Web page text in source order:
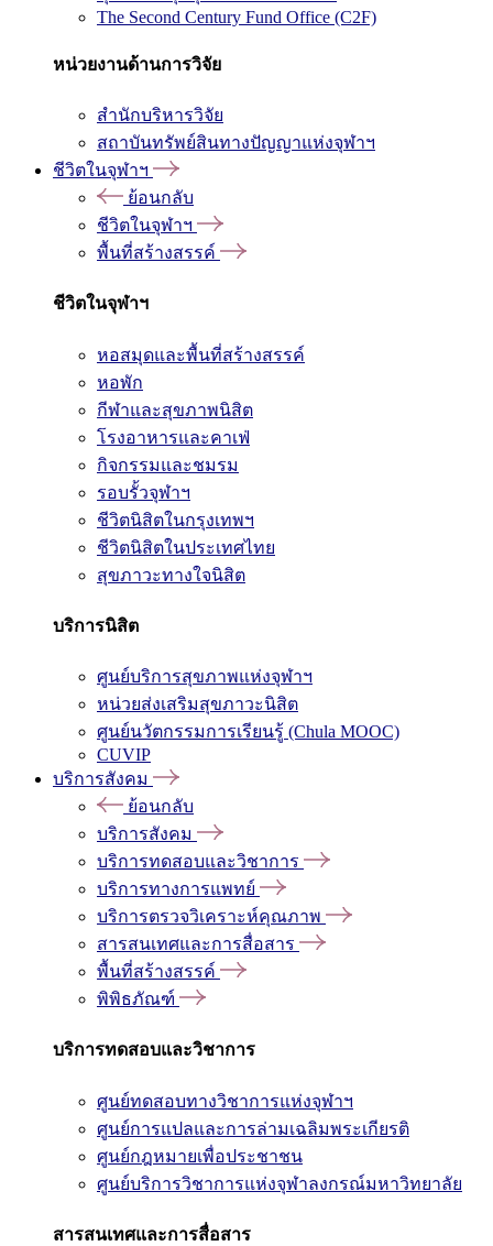
The Second Century Fund Office (C2F)
หน่วยงานด้านการวิจัย
สำนักบริหารวิจัย
สถาบันทรัพย์สินทางปัญญาแห่งจุฬาฯ
ชีวิตในจุฬาฯ
ย้อนกลับ
ชีวิตในจุฬาฯ
พื้นที่สร้างสรรค์
ชีวิตในจุฬาฯ
หอสมุดและพื้นที่สร้างสรรค์
หอพัก
กีฬาและสุขภาพนิสิต
โรงอาหารและคาเฟ่
กิจกรรมและชมรม
รอบรั้วจุฬาฯ
ชีวิตนิสิตในกรุงเทพฯ
ชีวิตนิสิตในประเทศไทย
สุขภาวะทางใจนิสิต
บริการนิสิต
ศูนย์บริการสุขภาพแห่งจุฬาฯ
หน่วยส่งเสริมสุขภาวะนิสิต
ศูนย์นวัตกรรมการเรียนรู้ (Chula MOOC)
CUVIP
บริการสังคม
ย้อนกลับ
บริการสังคม
บริการทดสอบและวิชาการ
บริการทางการแพทย์
บริการตรวจวิเคราะห์คุณภาพ
สารสนเทศและการสื่อสาร
พื้นที่สร้างสรรค์
พิพิธภัณฑ์
บริการทดสอบและวิชาการ
ศูนย์ทดสอบทางวิชาการแห่งจุฬาฯ
ศูนย์การแปลและการล่ามเฉลิมพระเกียรติ
ศูนย์กฎหมายเพื่อประชาชน
ศูนย์บริการวิชาการแห่งจุฬาลงกรณ์มหาวิทยาลัย
สารสนเทศและการสื่อสาร